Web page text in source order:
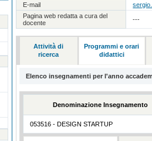
E-mail
Pagina web redatta a cura del
docente
---
Attività di
ricerca
Programmi e orari
didattici
Elenco insegnamenti per l'anno
Denominazione Insegnamento
053516 - DESIGN STARTUP